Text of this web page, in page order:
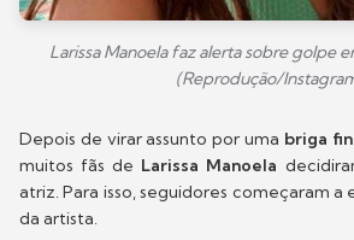
Larissa Manoela faz alerta sobre golpe
(Reprodução/
Depois de virar assunto por uma briga
muitos fãs de Larissa Manoela
atriz. Para isso, seguidores começaram a
da artista.